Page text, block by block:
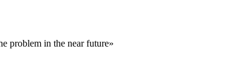
problem in the near future»